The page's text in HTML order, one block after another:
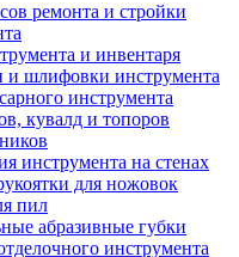
ремонта и стройки
и инвентаря
и шлифовки инструмента
инструмента
кувалд и топоров
инструмента на стенах
для ножовок
пил
абразивные губки
инструмента